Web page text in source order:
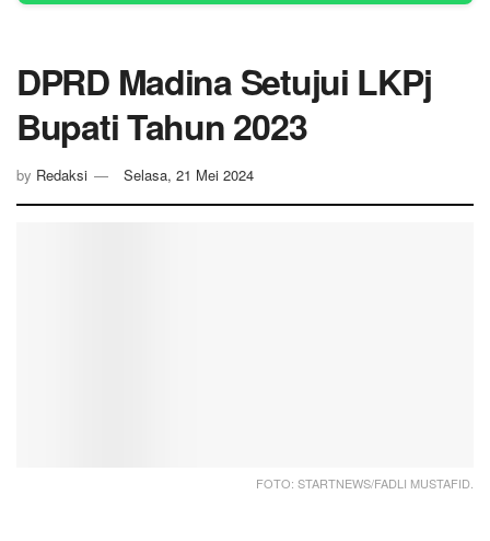
DPRD Madina Setujui LKPj
Bupati Tahun 2023
by Redaksi Selasa, 21 Mei 2024
FOTO: STARTNEWS/FADLI MUSTAFID.